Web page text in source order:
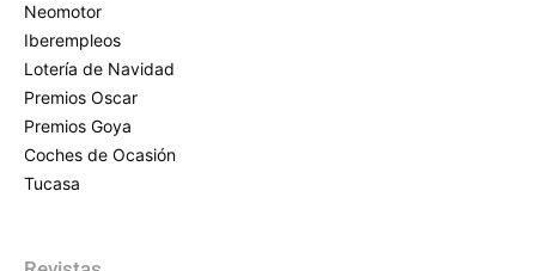
Neomotor
Iberempleos
Lotería de Navidad
Premios Oscar
Premios Goya
Coches de Ocasión
Tucasa